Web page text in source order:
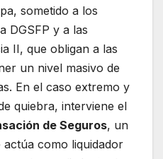
sometido a los
DGSFP y a las
II, que obligan a las
un nivel masivo de
En el caso extremo y
quiebra, interviene el
de Seguros, un
como liquidador